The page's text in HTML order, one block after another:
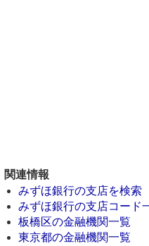
関連情報
みずほ銀行の支店を検索
みずほ銀行の支店コード
板橋区の金融機関一覧
東京都の金融機関一覧